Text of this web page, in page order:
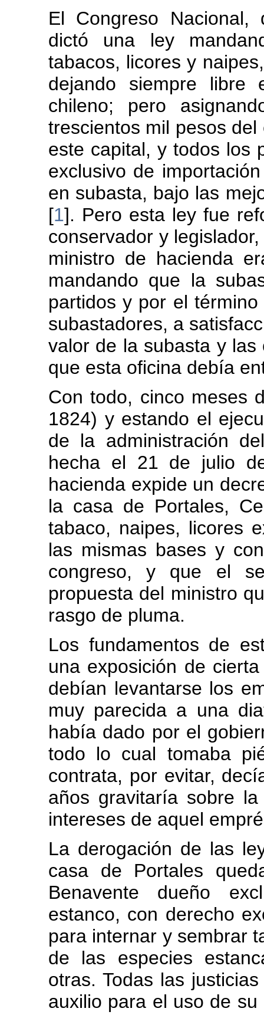
El Congreso
dictó una ley
tabacos, licores y
dejando siempre
chileno; pero
trescientos mil pesos
este capital, y todos los
exclusivo de
en subasta, bajo las
[1]. Pero esta ley fue
conservador y
ministro de hacienda
mandando que la
partidos y por el
subastadores, a
valor de la subasta y
que esta oficina debía
Con todo, cinco meses
1824) y estando el
de la administración
hecha el 21 de julio
hacienda expide un
la casa de Portales,
tabaco, naipes, licores
las mismas bases y
congreso, y que el
propuesta del ministro
rasgo de pluma.
Los fundamentos de
una exposición de
debían levantarse los
muy parecida a una
había dado por el
todo lo cual tomaba
contrata, por evitar,
años gravitaría sobre
intereses de aquel
La derogación de las
casa de Portales
Benavente dueño
estanco, con derecho
para internar y sembrar
de las especies
otras. Todas las
auxilio para el uso de